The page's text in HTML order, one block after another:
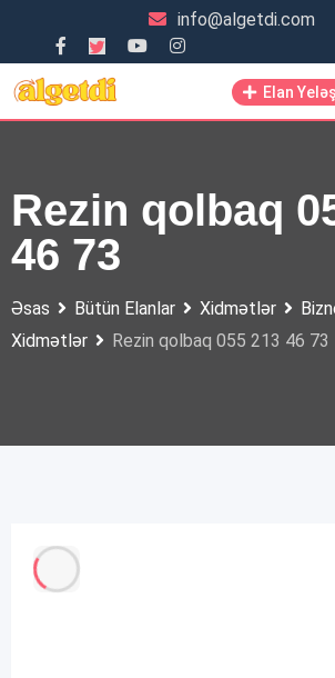
content
info@algetdi.com
Elan
Rezin qolbaq
46 73
Əsas Bütün Elanlar Xidmətlər
Xidmətlər
Rezin qolbaq 055 213 46 73